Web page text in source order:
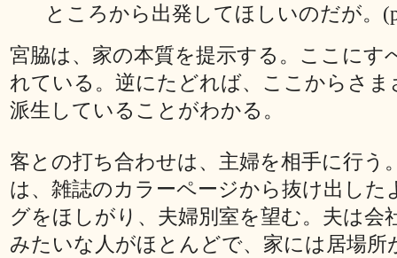
ところから出発してほしいのだが。
宮脇は、家の本質を提示する。ここにす
れている。逆にたどれば、ここからさま
派生していることがわかる。
客との打ち合わせは、主婦を相手に行う
は、雑誌のカラーページから抜け出した
グをほしがり、夫婦別室を望む。夫は会
みたいな人がほとんどで、家には居場所